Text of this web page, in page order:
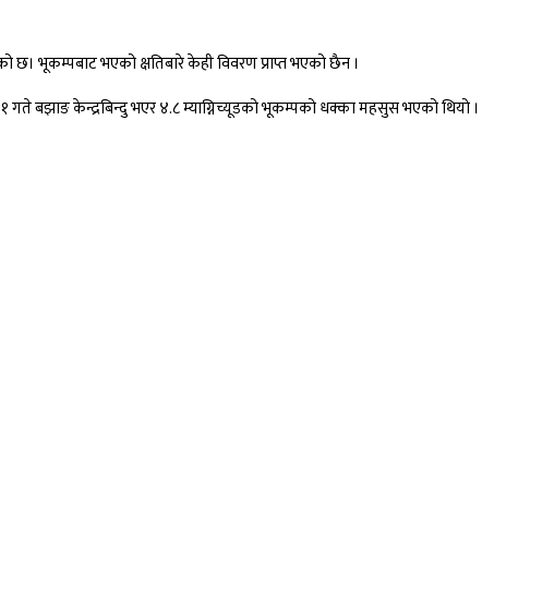
छ। भूकम्पबाट भएको क्षतिबारे केही विवरण प्राप्त भएको छैन ।
बझाङ केन्द्रबिन्दु भएर ४.८ म्याग्निच्यूडको भूकम्पको धक्का महसुस भएको थियो ।